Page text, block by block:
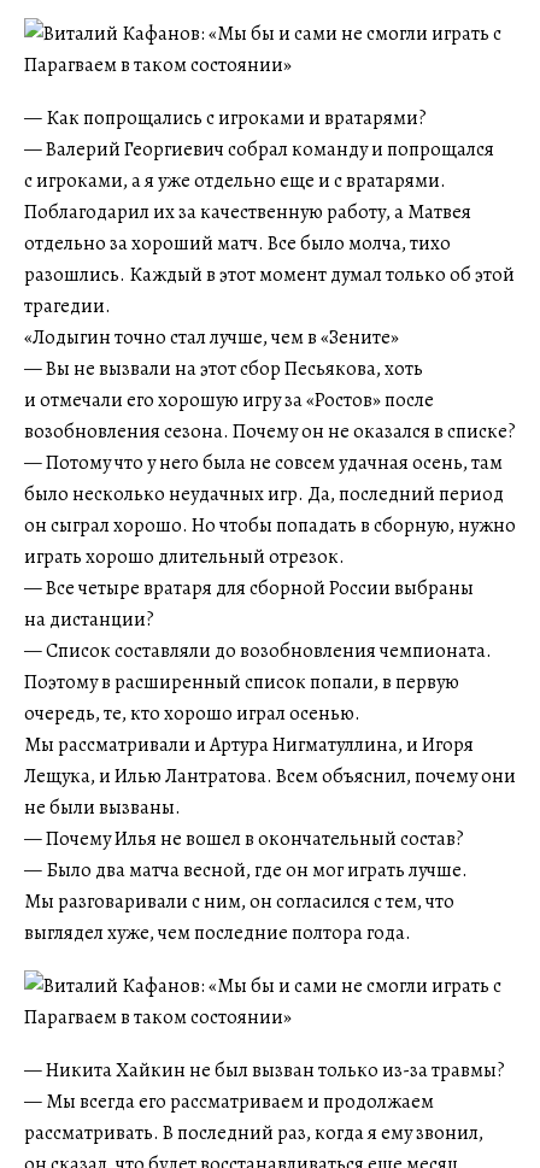
— Как попрощались с игроками и вратарями?
— Валерий Георгиевич собрал команду и попрощался
с игроками, а я уже отдельно еще и с вратарями.
Поблагодарил их за качественную работу, а Матвея
отдельно за хороший матч. Все было молча, тихо
разошлись. Каждый в этот момент думал только об этой
трагедии.
«Лодыгин точно стал лучше, чем в «Зените»
— Вы не вызвали на этот сбор Песьякова, хоть
и отмечали его хорошую игру за «Ростов» после
возобновления сезона. Почему он не оказался в списке?
— Потому что у него была не совсем удачная осень, там
было несколько неудачных игр. Да, последний период
он сыграл хорошо. Но чтобы попадать в сборную, нужно
играть хорошо длительный отрезок.
— Все четыре вратаря для сборной России выбраны
на дистанции?
— Список составляли до возобновления чемпионата.
Поэтому в расширенный список попали, в первую
очередь, те, кто хорошо играл осенью.
Мы рассматривали и Артура Нигматуллина, и Игоря
Лещука, и Илью Лантратова. Всем объяснил, почему они
не были вызваны.
— Почему Илья не вошел в окончательный состав?
— Было два матча весной, где он мог играть лучше.
Мы разговаривали с ним, он согласился с тем, что
выглядел хуже, чем последние полтора года.
— Никита Хайкин не был вызван только из-за травмы?
— Мы всегда его рассматриваем и продолжаем
рассматривать. В последний раз, когда я ему звонил,